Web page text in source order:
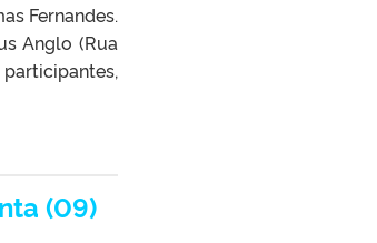
Fernandes.
Anglo (Rua
(09)